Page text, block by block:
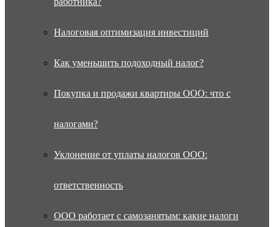
Налоговая оптимизация инвестиций
Как уменьшить подоходный налог?
Покупка и продажи квартиры ООО: что с
налогами?
Уклонение от уплаты налогов ООО:
ответственность
ООО работает с самозанятым: какие налоги